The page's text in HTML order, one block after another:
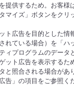
提供するため。お客
タマイズ」ボタンをク
ト広告を目的とした情
されている場合）を「
ィプログラムのデータ
ット広告を表示するた
と照合される場合があ
告」の項目をご参照く